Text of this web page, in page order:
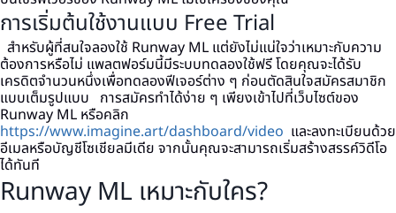
การเริ่มต้นใช้งานแบบ Free Trial
สำหรับผู้ที่สนใจลองใช้ Runway ML แต่ยังไม่แน่ใจว่าเหมาะกับความ
ต้องการหรือไม่ แพลตฟอร์มนี้มีระบบทดลองใช้ฟรี โดยคุณจะได้รับ
เครดิตจำนวนหนึ่งเพื่อทดลองฟีเจอร์ต่าง ๆ ก่อนตัดสินใจสมัครสมาชิก
แบบเต็มรูปแบบ การสมัครทำได้ง่าย ๆ เพียงเข้าไปที่เว็บไซต์ของ
Runway ML หรือคลิก
https://www.imagine.art/dashboard/video และลงทะเบียนด้วย
อีเมลหรือบัญชีโซเชียลมีเดีย จากนั้นคุณจะสามารถเริ่มสร้างสรรค์วิดีโอ
ได้ทันที
Runway ML เหมาะกับใคร?